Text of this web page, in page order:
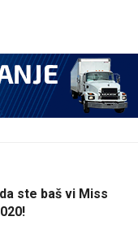
ste baš vi Miss